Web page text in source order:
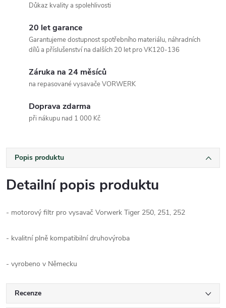
Důkaz kvality a spolehlivosti
20 let garance
Garantujeme dostupnost spotřebního materiálu, náhradních
dílů a příslušenství na dalších 20 let pro VK120-136
Záruka na 24 měsíců
na repasované vysavače VORWERK
Doprava zdarma
při nákupu nad 1 000 Kč
Popis produktu
Detailní popis produktu
- motorový filtr pro vysavač Vorwerk Tiger 250, 251, 252
- kvalitní plně kompatibilní druhovýroba
- vyrobeno v Německu
Recenze